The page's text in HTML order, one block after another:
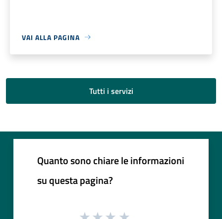
VAI ALLA PAGINA
Tutti i servizi
Quanto sono chiare le informazioni
su questa pagina?